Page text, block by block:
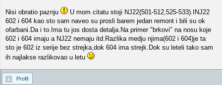
Nisi obratio paznju
U mom citatu stoji NJ22(501-512,525-533).INJ22
602 i 604 kao sto sam naveo su prosli barem jedan remont i bili su ok
ofarbani.Da i to.Ima tu jos dosta detalja.Na primer "brkovi" na nosu koje
602 i 604 imaju a NJ22 nemaju itd.Razlika medju njima(602 i 604)je ta
sto je 602 iz serije bez strejka,dok 604 ima strejk.Dok su leteli tako sam
ih najlakse razlikovao u letu
Profil